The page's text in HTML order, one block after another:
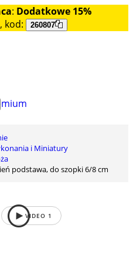
: Dodatkowe 15%
kod: 260807
i Miniatury
podstawa, do szopki 6/8 cm
VIDEO 1